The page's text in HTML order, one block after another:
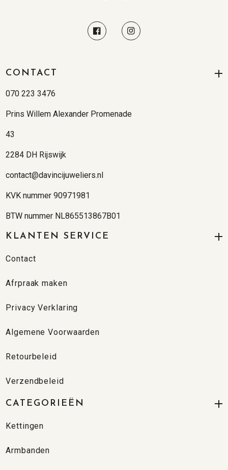
CONTACT
070 223 3476
Prins Willem Alexander Promenade
43
2284 DH Rijswijk
contact@davincijuweliers.nl
KVK nummer 90971981
BTW nummer NL865513867B01
KLANTEN SERVICE
Contact
Afrpraak maken
Privacy Verklaring
Algemene Voorwaarden
Retourbeleid
Verzendbeleid
CATEGORIEËN
Kettingen
Armbanden